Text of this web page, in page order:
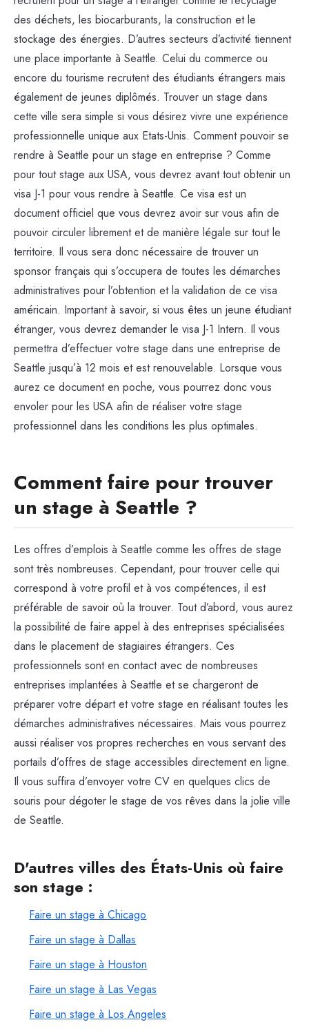
des déchets, les biocarburants, la construction et le
stockage des énergies. D’autres secteurs d’activité tiennent
une place importante à Seattle. Celui du commerce ou
encore du tourisme recrutent des étudiants étrangers mais
également de jeunes diplômés. Trouver un stage dans
cette ville sera simple si vous désirez vivre une expérience
professionnelle unique aux Etats-Unis. Comment pouvoir se
rendre à Seattle pour un stage en entreprise ? Comme
pour tout stage aux USA, vous devrez avant tout obtenir un
visa J-1 pour vous rendre à Seattle. Ce visa est un
document officiel que vous devrez avoir sur vous afin de
pouvoir circuler librement et de manière légale sur tout le
territoire. Il vous sera donc nécessaire de trouver un
sponsor français qui s’occupera de toutes les démarches
administratives pour l’obtention et la validation de ce visa
américain. Important à savoir, si vous êtes un jeune étudiant
étranger, vous devrez demander le visa J-1 Intern. Il vous
permettra d’effectuer votre stage dans une entreprise de
Seattle jusqu’à 12 mois et est renouvelable. Lorsque vous
aurez ce document en poche, vous pourrez donc vous
envoler pour les USA afin de réaliser votre stage
professionnel dans les conditions les plus optimales.
Comment faire pour trouver
un stage à Seattle ?
Les offres d’emplois à Seattle comme les offres de stage
sont très nombreuses. Cependant, pour trouver celle qui
correspond à votre profil et à vos compétences, il est
préférable de savoir où la trouver. Tout d’abord, vous aurez
la possibilité de faire appel à des entreprises spécialisées
dans le placement de stagiaires étrangers. Ces
professionnels sont en contact avec de nombreuses
entreprises implantées à Seattle et se chargeront de
préparer votre départ et votre stage en réalisant toutes les
démarches administratives nécessaires. Mais vous pourrez
aussi réaliser vos propres recherches en vous servant des
portails d’offres de stage accessibles directement en ligne.
Il vous suffira d’envoyer votre CV en quelques clics de
souris pour dégoter le stage de vos rêves dans la jolie ville
de Seattle.
D'autres villes des États-Unis où faire
son stage :
Faire un stage à Chicago
Faire un stage à Dallas
Faire un stage à Houston
Faire un stage à Las Vegas
Faire un stage à Los Angeles